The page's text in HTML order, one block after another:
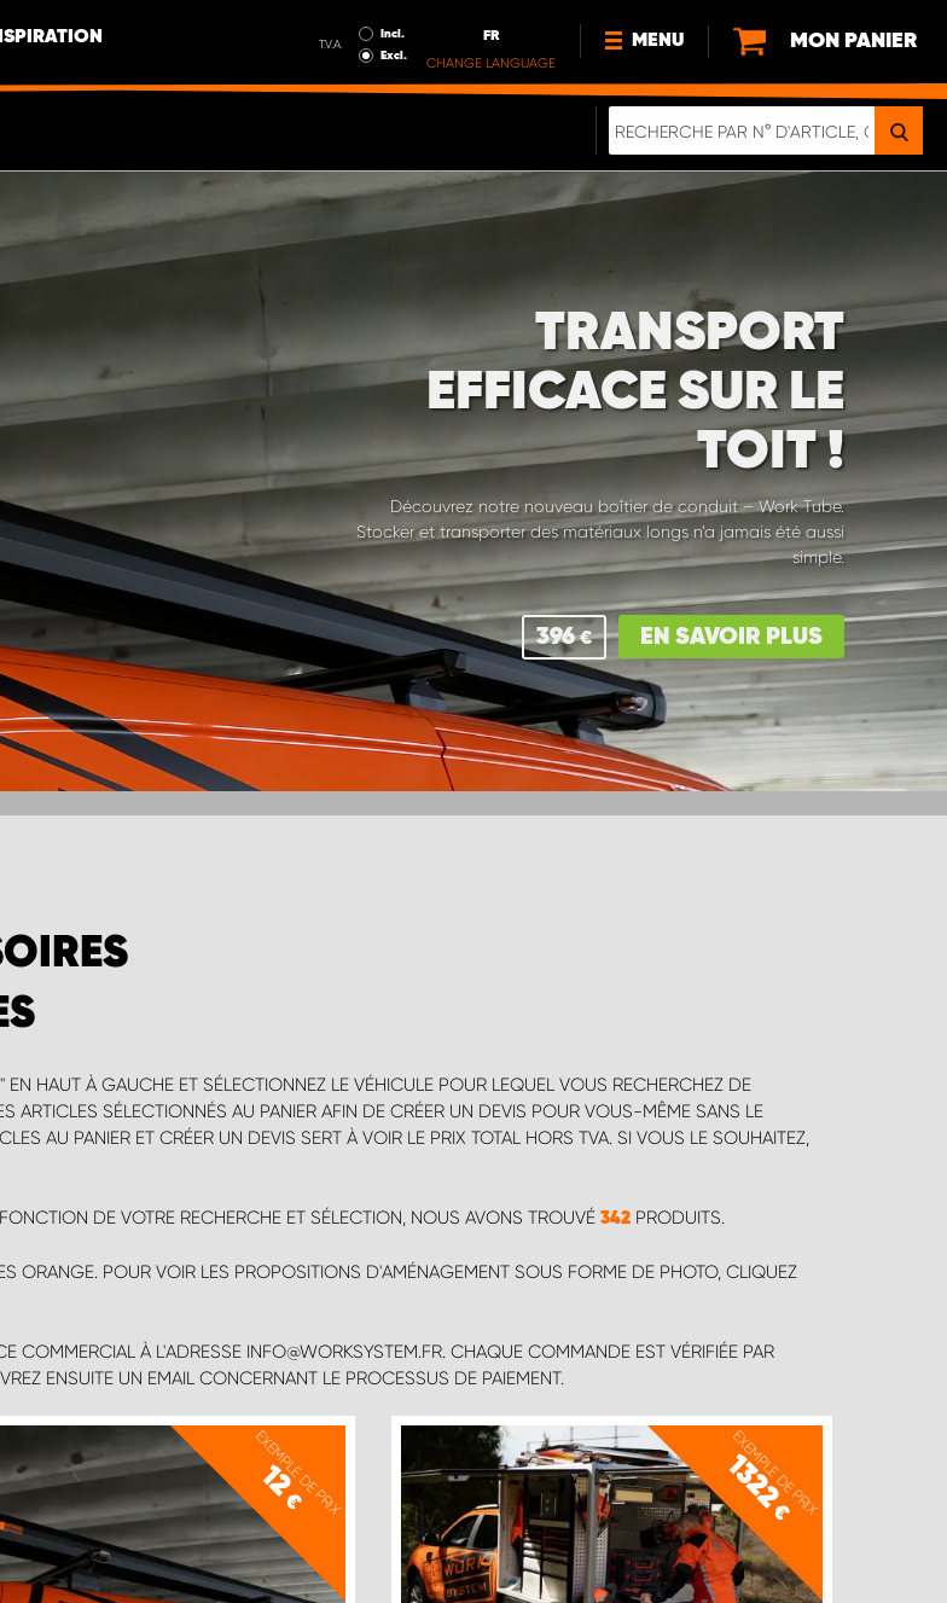
T.V.A.
Incl.
Excl.
FR
CHANGE LANGUAGE
MENU
NOUVEAUTÉS
DURABILITE
MON PANIER
TRANSPORT
EFFICACE SUR LE
TOIT !
Découvrez notre nouveau boîtier de conduit – Work Tube.
Stocker et transporter des matériaux longs n’a jamais été aussi
simple.
396 € EN SAVOIR PLUS
HAUT À GAUCHE ET SÉLECTIONNEZ LE VÉHICULE POUR LEQUEL VOUS RECHERCHEZ DE
ARTICLES SÉLECTIONNÉS AU PANIER AFIN DE CRÉER UN DEVIS POUR VOUS-MÊME SANS LE
AU PANIER ET CRÉER UN DEVIS SERT À VOIR LE PRIX TOTAL HORS TVA. SI VOUS LE SOUHAITEZ,
DE VOTRE RECHERCHE ET SÉLECTION, NOUS AVONS TROUVÉ 342 PRODUITS.
ORANGE. POUR VOIR LES PROPOSITIONS D'AMÉNAGEMENT SOUS FORME DE PHOTO, CLIQUEZ
COMMERCIAL À L'ADRESSE INFO@WORKSYSTEM.FR. CHAQUE COMMANDE EST VÉRIFIÉE PAR
ENSUITE UN EMAIL CONCERNANT LE PROCESSUS DE PAIEMENT.
EXEMPLE DE PRIX
12
€ EXEMPLE DE PRIX
1322
€